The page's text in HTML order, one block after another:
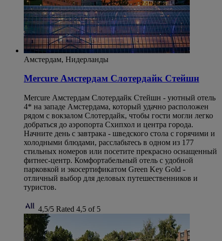
Амстердам, Нидерланды
Mercure Амстердам Слотердайк Стейшн
Mercure Амстердам Слотердайк Стейшн - уютный отель
4* на западе Амстердама, который удачно расположен
рядом с вокзалом Слотердайк, чтобы гости могли легко
добраться до аэропорта Схипхол и центра города.
Начните день с завтрака - шведского стола с горячими и
холодными блюдами, расслабьтесь в одном из 177
стильных номеров или посетите прекрасно оснащенный
фитнес-центр. Комфортабельный отель с удобной
парковкой и экосертификатом Green Key Gold -
отличный выбор для деловых путешественников и
туристов.
4,5/5 Rated 4,5 of 5